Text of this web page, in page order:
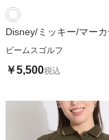
Disney/ミッキー/マーカ
ビームスゴルフ
￥5,500税込